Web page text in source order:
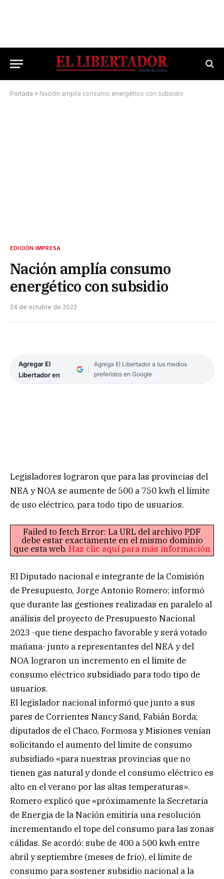
Portada » Nación amplía consumo energético con subsidio
EDICIÓN IMPRESA
Nación amplía consumo
energético con subsidio
24 de octubre de 2022
Agregar El
Libertador en
Agrega El Libertador a tus medios
preferidos en Google
Legisladores lograron que para las provincias del
NEA y NOA se aumente de 500 a 750 kwh el límite
de uso eléctrico, para todo tipo de usuarios.
Failed to fetch Error: La URL del archivo PDF
debe estar exactamente en el mismo dominio
que esta web. Haz clic aquí para más información
El Diputado nacional e integrante de la Comisión
de Presupuesto, Jorge Antonio Romero; informó
que durante las gestiones realizadas en paralelo al
análisis del proyecto de Presupuesto Nacional
2023 -que tiene despacho favorable y será votado
mañana- junto a representantes del NEA y del
NOA lograron un incremento en el límite de
consumo eléctrico subsidiado para todo tipo de
usuarios.
El legislador nacional informó que junto a sus
pares de Corrientes Nancy Sand, Fabián Borda;
diputados de el Chaco, Formosa y Misiones venían
solicitando el aumento del límite de consumo
subsidiado «para nuestras provincias que no
tienen gas natural y donde el consumo eléctrico es
alto en el verano por las altas temperaturas».
Romero explicó que «próximamente la Secretaría
de Energía de la Nación emitiría una resolución
incrementando el tope del consumo para las zonas
cálidas. Se acordó: sube de 400 a 500 kwh entre
abril y septiembre (meses de frío), el límite de
consumo para sostener subsidio nacional a la